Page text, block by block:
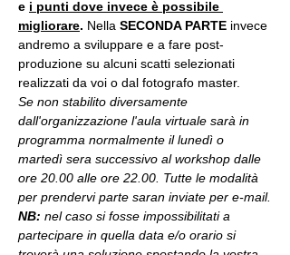
e i punti dove invece è possibile
migliorare. Nella SECONDA PARTE invece
andremo a sviluppare e a fare post-
produzione su alcuni scatti selezionati
realizzati da voi o dal fotografo master.
Se non stabilito diversamente
dall'organizzazione l'aula virtuale sarà in
programma normalmente il lunedì o
martedì sera successivo al workshop dalle
ore 20.00 alle ore 22.00. Tutte le modalità
per prendervi parte saran inviate per e-mail.
NB: nel caso si fosse impossibilitati a
partecipare in quella data e/o orario si